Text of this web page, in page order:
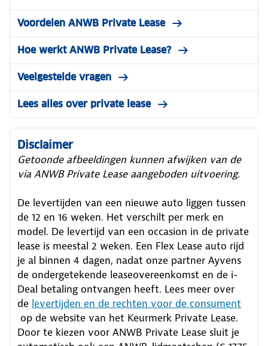
Voordelen ANWB Private Lease
Hoe werkt ANWB Private Lease?
Veelgestelde vragen
Lees alles over private lease
Disclaimer
Getoonde afbeeldingen kunnen afwijken van de
via ANWB Private Lease aangeboden uitvoering.
De levertijden van een nieuwe auto liggen tussen
de 12 en 16 weken. Het verschilt per merk en
model. De levertijd van een occasion in de private
lease is meestal 2 weken. Een Flex Lease auto rijd
je al binnen 4 dagen, nadat onze partner Ayvens
de ondergetekende leaseovereenkomst en de i-
Deal betaling ontvangen heeft. Lees meer over
de levertijden en de rechten voor de consument
op de website van het Keurmerk Private Lease.
Door te kiezen voor ANWB Private Lease sluit je